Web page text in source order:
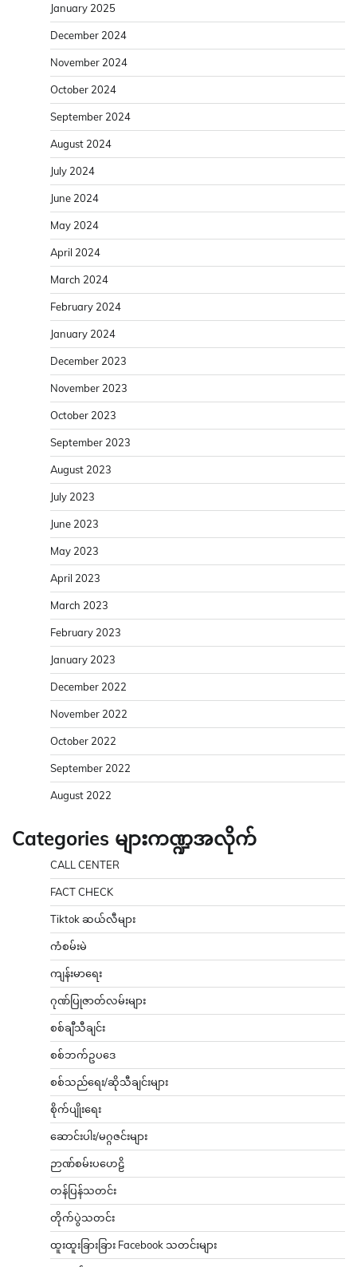
January 2025
December 2024
November 2024
October 2024
September 2024
August 2024
July 2024
June 2024
May 2024
April 2024
March 2024
February 2024
January 2024
December 2023
November 2023
October 2023
September 2023
August 2023
July 2023
June 2023
May 2023
April 2023
March 2023
February 2023
January 2023
December 2022
November 2022
October 2022
September 2022
August 2022
Categories များကဏ္ဍအလိုက်
CALL CENTER
FACT CHECK
Tiktok ဆယ်လီများ
ကံစမ်းမဲ
ကျန်းမာရေး
ဂုဏ်ပြုဇာတ်လမ်းများ
စစ်ချီသီချင်း
စစ်ဘက်ဥပဒေ
စစ်သည်ရေး/ဆိုသီချင်းများ
စိုက်ပျိုးရေး
ဆောင်းပါး/မဂ္ဂဇင်းများ
ဉာဏ်စမ်းပဟေဠိ
တန်ပြန်သတင်း
တိုက်ပွဲသတင်း
ထူးထူးခြားခြား Facebook သတင်းများ